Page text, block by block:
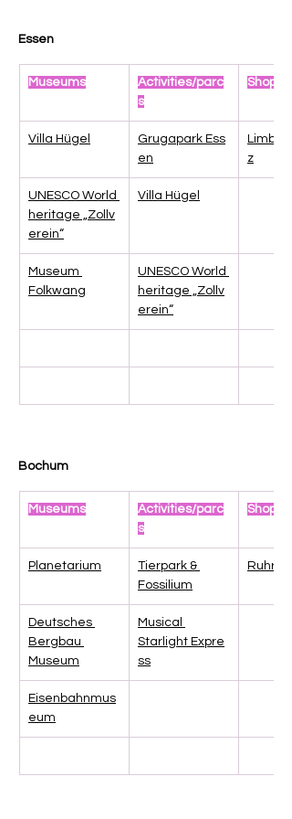
Essen
Museums
Activities/parc
s
Villa Hügel
Grugapark Ess
en
z
UNESCO World
heritage „Zollv
erein“
Villa Hügel
Museum
Folkwang
UNESCO World
heritage „Zollv
erein“
Bochum
Museums
Activities/parc
s
Planetarium
Tierpark &
Fossilium
Ruhr
Deutsches
Bergbau
Museum
Musical
Starlight Expre
ss
Eisenbahnmus
eum